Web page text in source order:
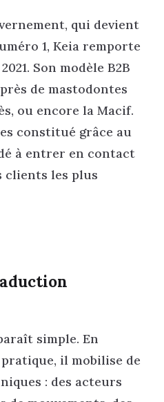
qui devient
1, Keia remporte
Son modèle B2B
de mastodontes
ou encore la Macif.
constitué grâce au
à entrer en contact
clients les plus
simple. En
il mobilise de
: des acteurs